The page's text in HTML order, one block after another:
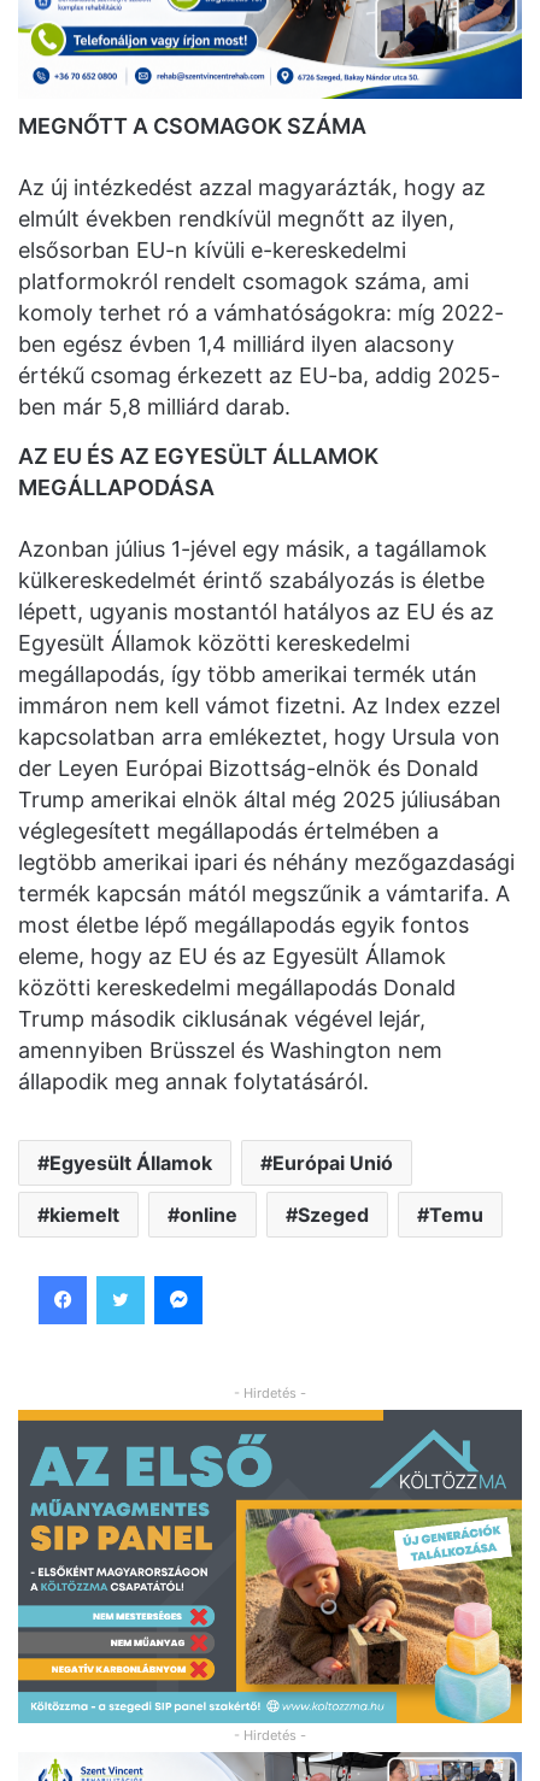
MEGNŐTT A CSOMAGOK SZÁMA
Az új intézkedést azzal magyarázták, hogy az
elmúlt években rendkívül megnőtt az ilyen,
elsősorban EU-n kívüli e-kereskedelmi
platformokról rendelt csomagok száma, ami
komoly terhet ró a vámhatóságokra: míg 2022-
ben egész évben 1,4 milliárd ilyen alacsony
értékű csomag érkezett az EU-ba, addig 2025-
ben már 5,8 milliárd darab.
AZ EU ÉS AZ EGYESÜLT ÁLLAMOK
MEGÁLLAPODÁSA
Azonban július 1-jével egy másik, a tagállamok
külkereskedelmét érintő szabályozás is életbe
lépett, ugyanis mostantól hatályos az EU és az
Egyesült Államok közötti kereskedelmi
megállapodás, így több amerikai termék után
immáron nem kell vámot fizetni. Az Index ezzel
kapcsolatban arra emlékeztet, hogy Ursula von
der Leyen Európai Bizottság-elnök és Donald
Trump amerikai elnök által még 2025 júliusában
véglegesített megállapodás értelmében a
legtöbb amerikai ipari és néhány mezőgazdasági
termék kapcsán mától megszűnik a vámtarifa. A
most életbe lépő megállapodás egyik fontos
eleme, hogy az EU és az Egyesült Államok
közötti kereskedelmi megállapodás Donald
Trump második ciklusának végével lejár,
amennyiben Brüsszel és Washington nem
állapodik meg annak folytatásáról.
Egyesült Államok Európai Unió
kiemelt online Szeged Temu
- Hirdetés -
- Hirdetés -